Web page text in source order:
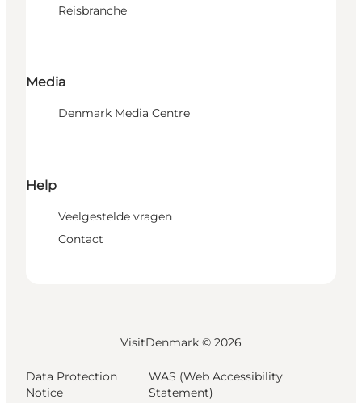
Reisbranche
Media
Denmark Media Centre
Help
Veelgestelde vragen
Contact
VisitDenmark © 2026
Data Protection
Notice
WAS (Web Accessibility
Statement)